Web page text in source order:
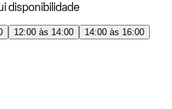
disponibilidade
12:00 às 14:00
14:00 às 16:00